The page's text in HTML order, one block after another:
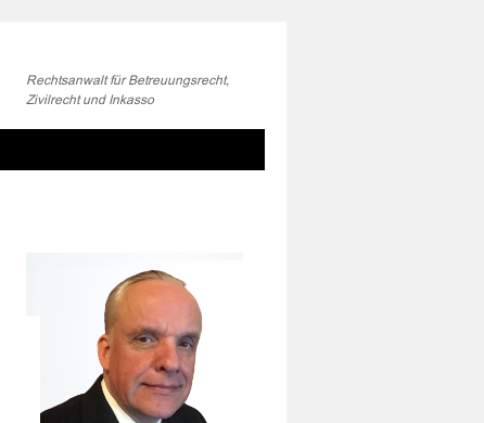
Rechtsanwalt für Betreuungsrecht,
Zivilrecht und Inkasso